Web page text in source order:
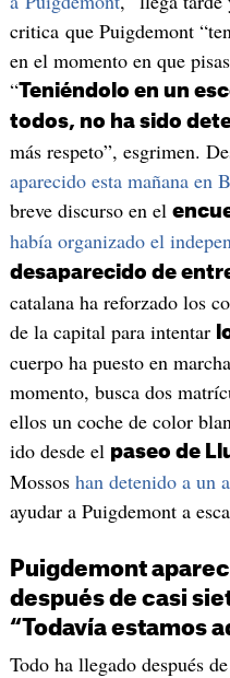
critica que Puigdemont
en el momento en que
“Teniéndolo en un
todos, no ha sido
más respeto”, esgrimen.
aparecido esta mañana en
breve discurso en el
había organizado el
desaparecido de
catalana ha reforzado los
de la capital para intentar
cuerpo ha puesto en
momento, busca dos
ellos un coche de color
ido desde el paseo de
Mossos han detenido a un
ayudar a Puigdemont a
Puigdemont
después de casi
“Todavía estamos
Todo ha llegado después